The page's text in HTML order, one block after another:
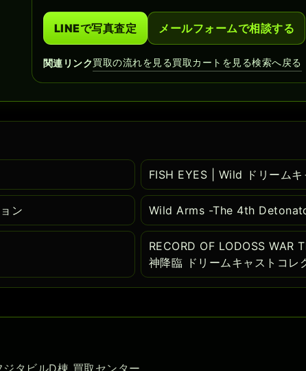
LINEで写真査定 メールフォームで相談する
関連リンク買取の流れを見る買取カートを見る検索へ戻る
FISH EYES | Wild ドリームキ
ン Wild Arms -The 4th
RECORD OF LODOSS
神降臨 ドリームキャストコレ
タビルD棟 買取センター